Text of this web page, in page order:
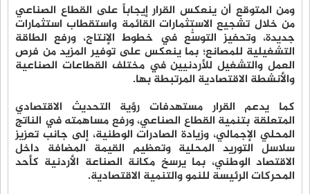
ومن المتوقع أن ينعكس القرار إيجاباً على القطاع الصناعي
من خلال تشجيع الاستثمارات القائمة واستقطاب استثمارات
جديدة، وتحفيز التوسُّع في خطوط الإنتاج، ورفع الطاقة
التشغيلية للمصانع؛ بما ينعكس على توفير المزيد من فرص
العمل والتشغيل للأردنيين في مختلف القطاعات الصناعية
والأنشطة الاقتصادية المرتبطة بها.
كما يدعم القرار مستهدفات رؤية التحديث الاقتصادي
المتعلقة بتنمية القطاع الصناعي، ورفع مساهمته في الناتج
المحلي الإجمالي، وزيادة الصادرات الوطنية، إلى جانب تعزيز
سلاسل التوريد المحلية وتعظيم القيمة المضافة داخل
الاقتصاد الوطني، بما يرسخ مكانة الصناعة الأردنية كأحد
المحركات الرئيسة للنمو والتنمية الاقتصادية.